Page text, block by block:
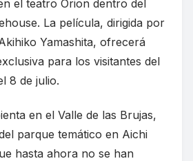
el teatro Orion dentro del
La película, dirigida por
Yamashita, ofrecerá
para los visitantes del
8 de julio.
en el Valle de las Brujas,
parque temático en Aichi
hasta ahora no se han